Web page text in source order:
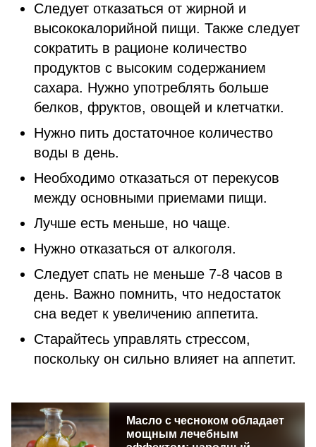
Следует отказаться от жирной и
высококалорийной пищи. Также следует
сократить в рационе количество
продуктов с высоким содержанием
сахара. Нужно употреблять больше
белков, фруктов, овощей и клетчатки.
Нужно пить достаточное количество
воды в день.
Необходимо отказаться от перекусов
между основными приемами пищи.
Лучше есть меньше, но чаще.
Нужно отказаться от алкоголя.
Следует спать не меньше 7-8 часов в
день. Важно помнить, что недостаток
сна ведет к увеличению аппетита.
Старайтесь управлять стрессом,
поскольку он сильно влияет на аппетит.
Масло с чесноком обладает
мощным лечебным